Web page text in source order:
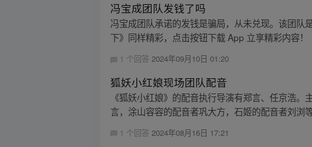
冯宝成团队发钱了吗
冯宝成团队承诺的发钱是骗局，从未兑现。该团队
下》同样精彩，点击按钮下载 App 立享精彩内容！
1 个回答2024年09月10日 01:20
狐妖小红娘现场团队配音
《狐妖小红娘》的配音执行导演有郑言、任京浩
言，涂山容容的配音者巩大方，石姬的配音者刘浏
1 个回答 2024年08月16日 17:21